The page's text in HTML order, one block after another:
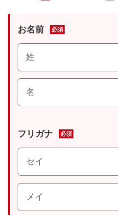
お名前 必須
フリガナ 必須